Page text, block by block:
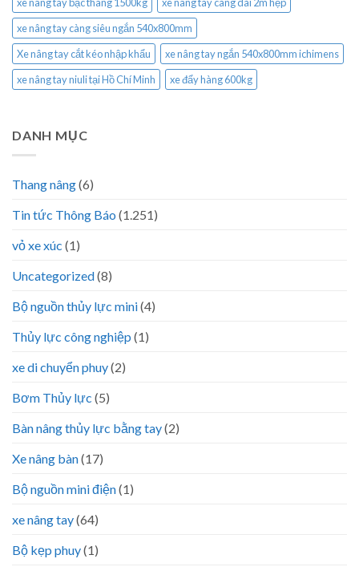
xe nâng tay bậc thang 1500kg
xe nâng tay càng dài 2m hẹp
xe nâng tay càng siêu ngắn 540x800mm
Xe nâng tay cắt kéo nhập khẩu
xe nâng tay ngắn 540x800mm ichimens
xe nâng tay niuli tại Hồ Chí Minh
xe đẩy hàng 600kg
DANH MỤC
Thang nâng(6)
Tin tức Thông Báo (1.251)
vỏ xe xúc (1)
Uncategorized(8)
Bộ nguồn thủy lực mini(4)
Thủy lực công nghiệp (1)
xe di chuyển phuy(2)
Bơm Thủy lực (5)
Bàn nâng thủy lực bằng tay(2)
Xe nâng bàn(17)
Bộ nguồn mini điện(1)
xe nâng tay(64)
Bộ kẹp phuy(1)